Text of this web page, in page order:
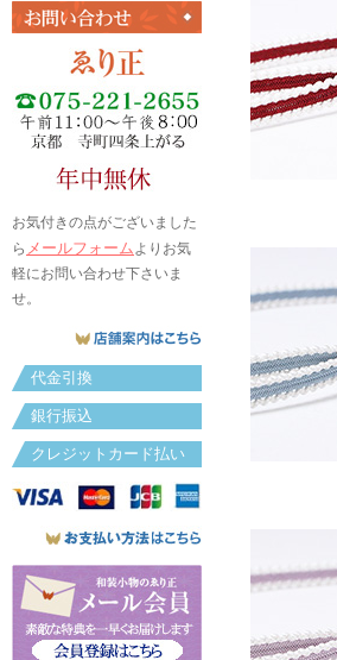
お気付きの点がございました
ら メールフォームよりお気
軽にお問い合わせ下さいま
せ。
代金引換
銀行振込
クレジットカード払い